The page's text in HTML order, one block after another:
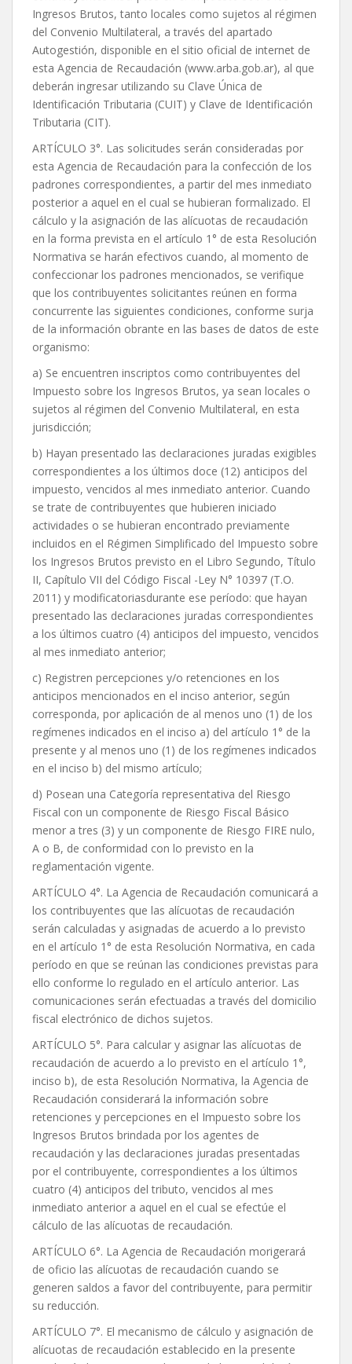
Ingresos Brutos, tanto locales como sujetos al régimen
del Convenio Multilateral, a través del apartado
Autogestión, disponible en el sitio oficial de internet de
esta Agencia de Recaudación (www.arba.gob.ar), al que
deberán ingresar utilizando su Clave Única de
Identificación Tributaria (CUIT) y Clave de Identificación
Tributaria (CIT).
ARTÍCULO 3°. Las solicitudes serán consideradas por
esta Agencia de Recaudación para la confección de los
padrones correspondientes, a partir del mes inmediato
posterior a aquel en el cual se hubieran formalizado. El
cálculo y la asignación de las alícuotas de recaudación
en la forma prevista en el artículo 1° de esta Resolución
Normativa se harán efectivos cuando, al momento de
confeccionar los padrones mencionados, se verifique
que los contribuyentes solicitantes reúnen en forma
concurrente las siguientes condiciones, conforme surja
de la información obrante en las bases de datos de este
organismo:
a) Se encuentren inscriptos como contribuyentes del
Impuesto sobre los Ingresos Brutos, ya sean locales o
sujetos al régimen del Convenio Multilateral, en esta
jurisdicción;
b) Hayan presentado las declaraciones juradas exigibles
correspondientes a los últimos doce (12) anticipos del
impuesto, vencidos al mes inmediato anterior. Cuando
se trate de contribuyentes que hubieren iniciado
actividades o se hubieran encontrado previamente
incluidos en el Régimen Simplificado del Impuesto sobre
los Ingresos Brutos previsto en el Libro Segundo, Título
II, Capítulo VII del Código Fiscal -Ley N° 10397 (T.O.
2011) y modificatoriasdurante ese período: que hayan
presentado las declaraciones juradas correspondientes
a los últimos cuatro (4) anticipos del impuesto, vencidos
al mes inmediato anterior;
c) Registren percepciones y/o retenciones en los
anticipos mencionados en el inciso anterior, según
corresponda, por aplicación de al menos uno (1) de los
regímenes indicados en el inciso a) del artículo 1° de la
presente y al menos uno (1) de los regímenes indicados
en el inciso b) del mismo artículo;
d) Posean una Categoría representativa del Riesgo
Fiscal con un componente de Riesgo Fiscal Básico
menor a tres (3) y un componente de Riesgo FIRE nulo,
A o B, de conformidad con lo previsto en la
reglamentación vigente.
ARTÍCULO 4°. La Agencia de Recaudación comunicará a
los contribuyentes que las alícuotas de recaudación
serán calculadas y asignadas de acuerdo a lo previsto
en el artículo 1° de esta Resolución Normativa, en cada
período en que se reúnan las condiciones previstas para
ello conforme lo regulado en el artículo anterior. Las
comunicaciones serán efectuadas a través del domicilio
fiscal electrónico de dichos sujetos.
ARTÍCULO 5°. Para calcular y asignar las alícuotas de
recaudación de acuerdo a lo previsto en el artículo 1°,
inciso b), de esta Resolución Normativa, la Agencia de
Recaudación considerará la información sobre
retenciones y percepciones en el Impuesto sobre los
Ingresos Brutos brindada por los agentes de
recaudación y las declaraciones juradas presentadas
por el contribuyente, correspondientes a los últimos
cuatro (4) anticipos del tributo, vencidos al mes
inmediato anterior a aquel en el cual se efectúe el
cálculo de las alícuotas de recaudación.
ARTÍCULO 6°. La Agencia de Recaudación morigerará
de oficio las alícuotas de recaudación cuando se
generen saldos a favor del contribuyente, para permitir
su reducción.
ARTÍCULO 7°. El mecanismo de cálculo y asignación de
alícuotas de recaudación establecido en la presente